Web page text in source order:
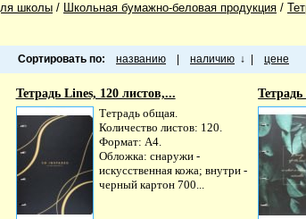
школы / Школьная бумажно-беловая продукция /
Сортировать по: названию наличию ↓ цене
Тетрадь Lines, 120 листов,...
Тетрадь общая.
Количество листов: 120.
Формат: А4.
Обложка: снаружи -
искусственная кожа; внутри -
черный картон 700...